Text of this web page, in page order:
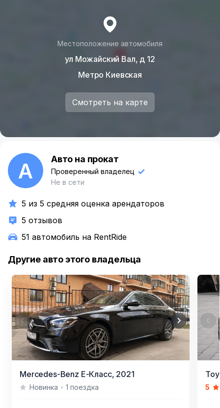
бортовая электроника. Но при этом у вас есть и
крутящего момента, и полноприводная
трансмиссия. А главное – адаптивная подвеска.
Бездорожье для такой модели не проблема.
все преимущества этого мощного авто. С
прокатом Mercedes-Benz GLE в Москве вы не
Местоположение автомобиля
ул Можайский Вал, д 12
Метро Киевская
Смотреть на карте
А Авто на прокат
Проверенный владелец
Не в сети
5 из 5 средняя оценка арендаторов
5 отзывов
51 автомобиль на RentRide
Другие авто этого владельца
Mercedes-Benz E-Класс, 2021
Новинка 1 поездка 5